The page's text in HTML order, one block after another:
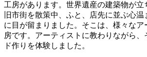
工房があります。世界遺産の建築物が
旧市街を散策中、ふと、店先に並ぶ心
に目が留まりました。そこは、様々なア
房です。アーティストに教わりながら、
ド作りを体験しました。